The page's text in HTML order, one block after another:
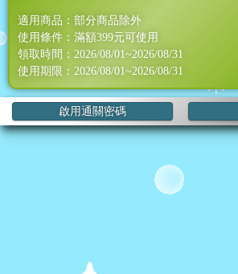
適用商品：部分商品除外
使用條件：滿額399元可使用
領取時間：2026/08/01~2026/08/31
使用期限：2026/08/01~2026/08/31
啟用通關密碼